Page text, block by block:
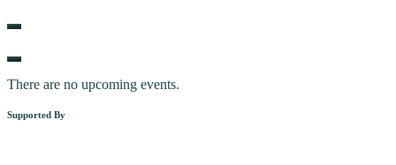
There are no upcoming events.
Supported By